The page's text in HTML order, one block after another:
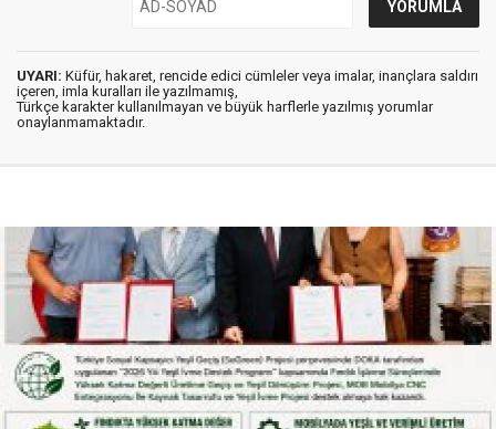
UYARI: Küfür, hakaret, rencide edici cümleler veya imalar, inançlara saldırı
içeren, imla kuralları ile yazılmamış,
Türkçe karakter kullanılmayan ve büyük harflerle yazılmış yorumlar
onaylanmamaktadır.